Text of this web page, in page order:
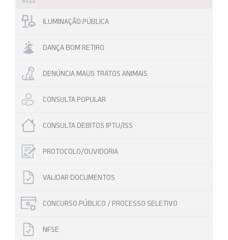
ILUMINAÇÃO PÚBLICA
DANÇA BOM RETIRO
DENÚNCIA MAUS TRATOS ANIMAIS
CONSULTA POPULAR
CONSULTA DEBITOS IPTU/ISS
PROTOCOLO/OUVIDORIA
VALIDAR DOCUMENTOS
CONCURSO PÚBLICO / PROCESSO SELETIVO
NFSE